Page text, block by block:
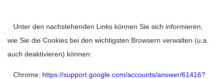
Unter den nachstehenden Links können Sie sich informieren,
wie Sie die Cookies bei den wichtigsten Browsern verwalten (u.a.
auch deaktivieren) können:
Chrome: https://support.google.com/accounts/answer/61416?